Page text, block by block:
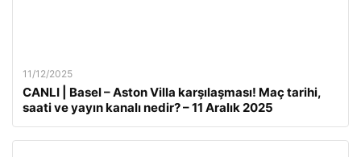
11/12/2025
CANLI | Basel – Aston Villa karşılaşması! Maç tarihi,
saati ve yayın kanalı nedir? – 11 Aralık 2025